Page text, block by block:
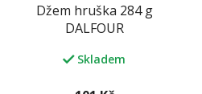
Džem hruška 284 g
DALFOUR
Skladem